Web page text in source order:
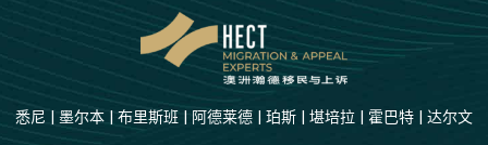
悉尼 | 墨尔本 | 布里斯班 | 阿德莱德 | 珀斯 | 堪培拉 | 霍巴特 | 达尔文